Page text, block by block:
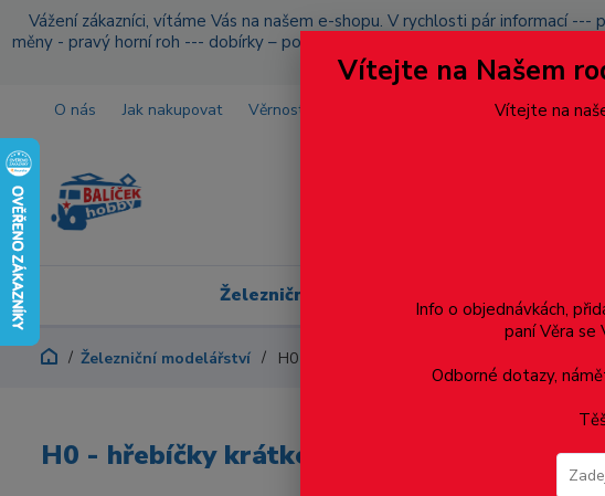
Vážení zákazníci, vítáme Vás na našem e-shopu. V rychlosti pár informací
měny - pravý horní roh --- dobírky – pokud si z nějakého důvodu zásilku
přidán
O nás Jak nakupovat Věrnostní program Doprava a platba Více
Železniční modelářství Dárkové
Železniční modelářství H0 - hřebíčky krátké 11,5 mm pro přichycení
H0 - hřebíčky krátké 11,5 mm pro
Vítejte na Našem
Vítejte na
Info o objednávkách,
paní Věra se
Odborné dotazy,